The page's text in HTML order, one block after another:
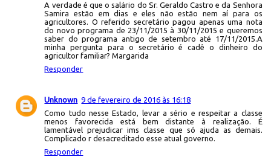
A verdade é que o salário do Sr. Geraldo Castro e da Senhora
Samira estão em dias e eles não estão nem aí para os
agricultores. O referido secretário pagou apenas uma nota
do novo programa de 23/11/2015 à 30/11/2015 e queremos
saber do programa antigo de setembro até 17/11/2015.A
minha pergunta para o secretário é cadê o dinheiro do
agricultor familiar? Margarida
Responder
Unknown 9 de fevereiro de 2016 às 16:18
Como tudo nesse Estado, levar a sério e respeitar a classe
menos favorecida está bem distante à realização. É
lamentável prejudicar ims classe que só ajuda as demais.
Complicado r desacreditado esse atual governo.
Responder